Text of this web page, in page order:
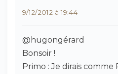
9/12/2012 à 19:44
@hugongérard
Bonsoir !
Primo : Je dirais comme